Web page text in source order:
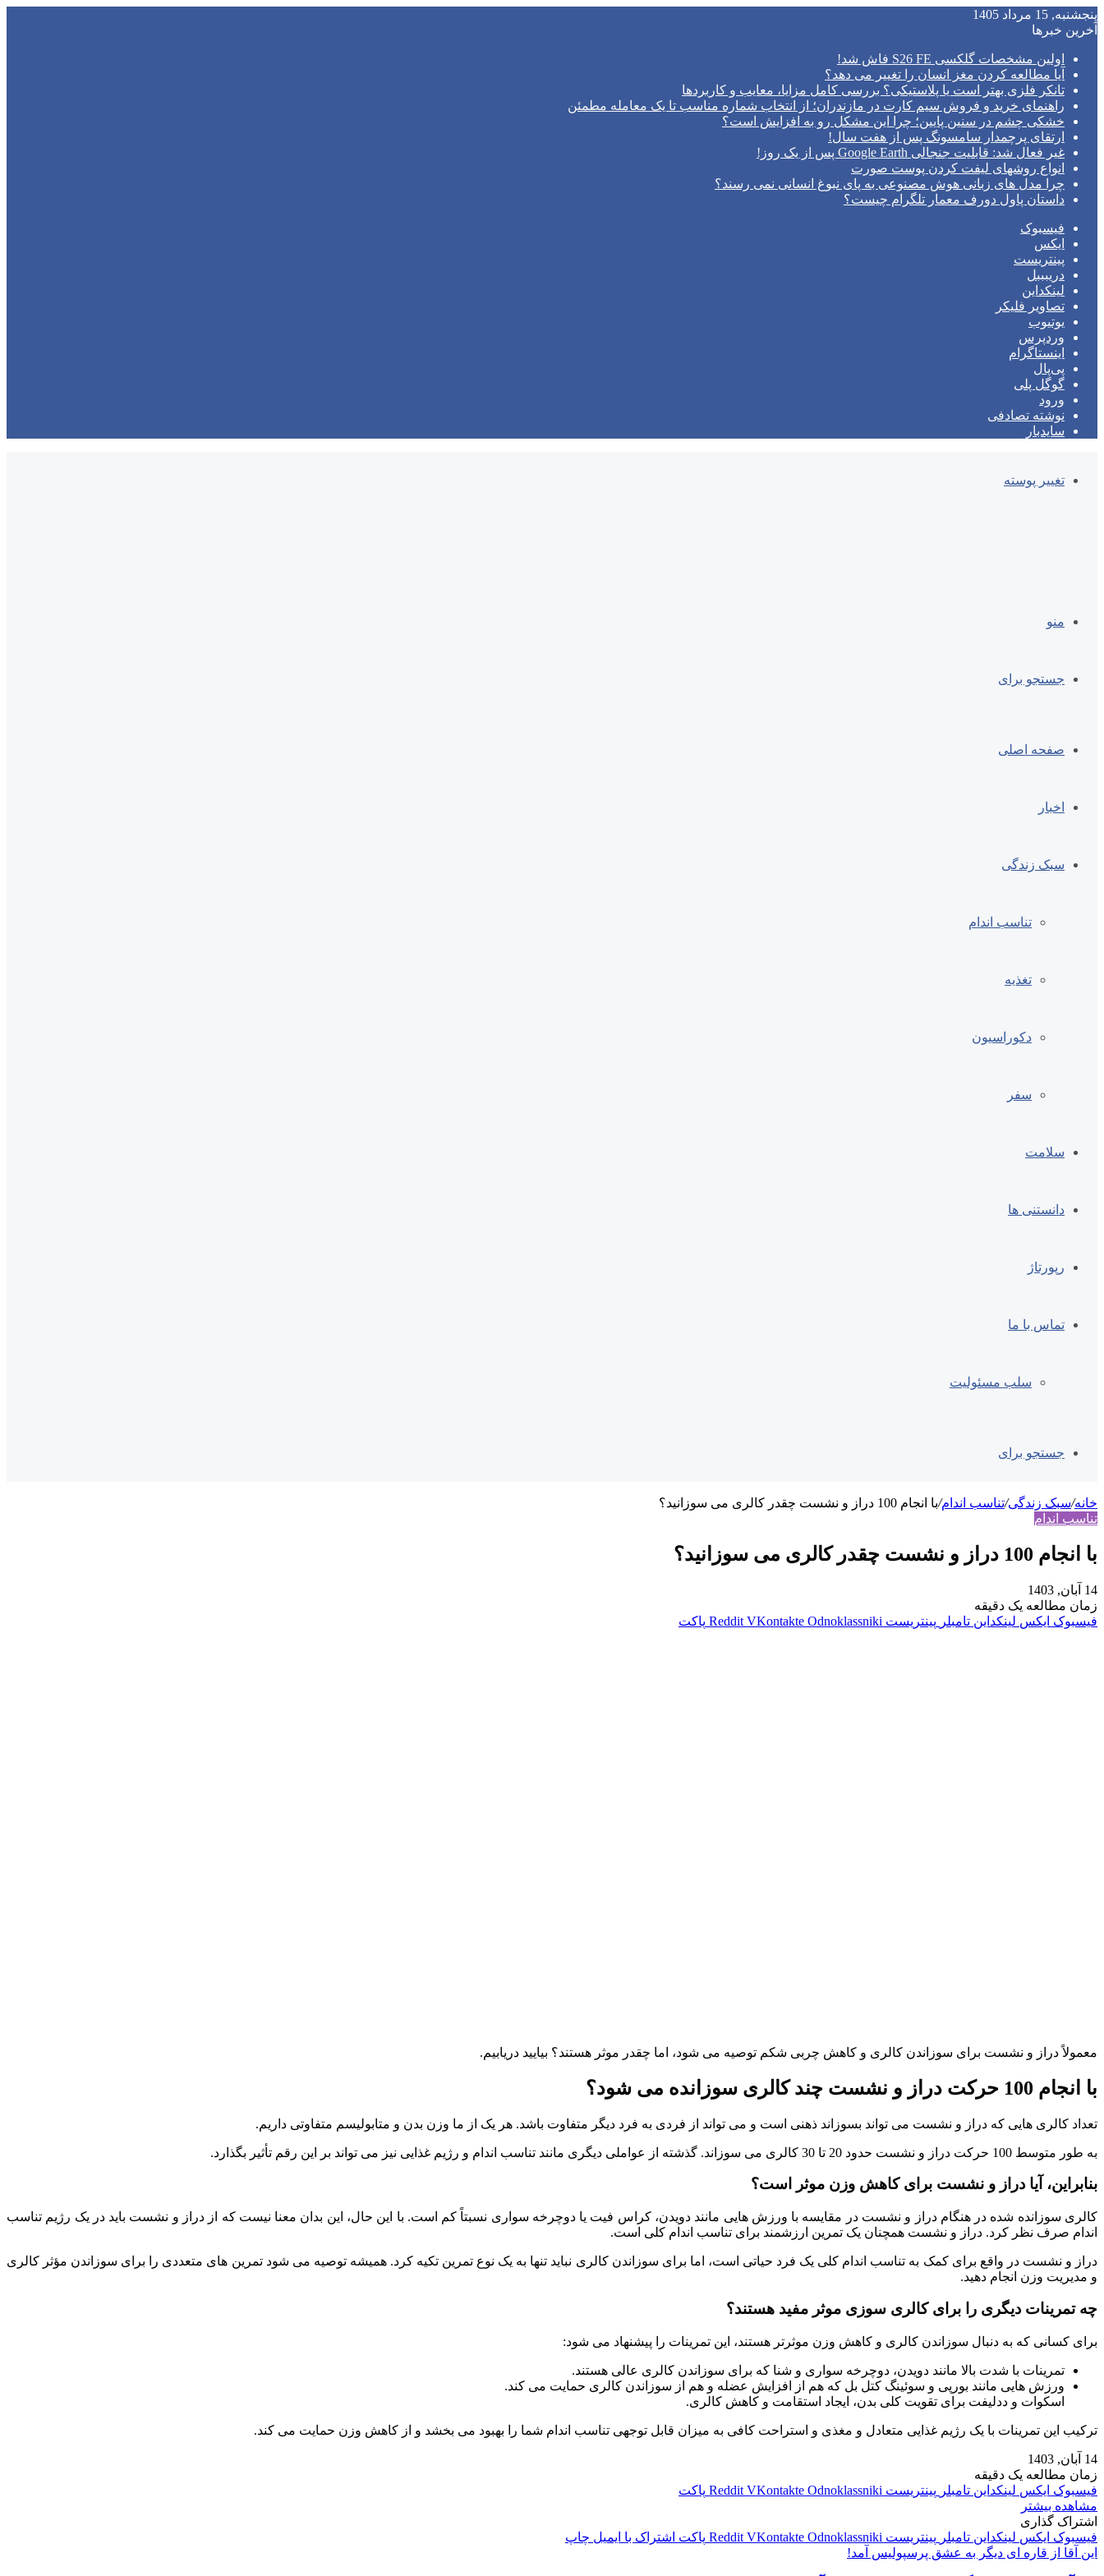
پنجشنبه, 15 مرداد 1405
آخرین خبرها
اولین مشخصات گلکسی S26 FE فاش شد!
آیا مطالعه کردن مغز انسان را تغییر می‌ دهد؟
تانکر فلزی بهتر است یا پلاستیکی؟ بررسی کامل مزایا، معایب و کاربردها
راهنمای خرید و فروش سیم کارت در مازندران؛ از انتخاب شماره مناسب تا یک معامله مطمئن
خشکی چشم در سنین پایین؛ چرا این مشکل رو به افزایش است؟
ارتقای پرچمدار سامسونگ پس از هفت سال!
غیر فعال شد: قابلیت جنجالی Google Earth پس از یک روز!
انواع روشهای لیفت کردن پوست صورت
چرا مدل‌ های زبانی هوش مصنوعی به پای نبوغ انسانی نمی‌ رسند؟
داستان پاول دورف معمار تلگرام چیست؟
فیسبوک
ایکس
پینتریست
دریبببل
لینکداین
تصاویر فلیکر
یوتیوب
وردپرس
اینستاگرام
پی‌پال
گوگل پلی
ورود
نوشته تصادفی
سایدبار
تغییر پوسته
منو
جستجو برای
صفحه اصلی
اخبار
سبک زندگی
تناسب اندام
تغذیه
دکوراسیون
سفر
سلامت
دانستنی ها
رپورتاژ
تماس با ما
سلب مسئولیت
جستجو برای
خانه/سبک زندگی/تناسب اندام/با انجام 100 دراز و نشست چقدر کالری می سوزانید؟
تناسب اندام
با انجام 100 دراز و نشست چقدر کالری می سوزانید؟
14 آبان, 1403
زمان مطالعه یک دقیقه
فیسبوک ایکس لینکداین تامبلر پینتریست Reddit VKontakte Odnoklassniki پاکت
معمولاً دراز و نشست برای سوزاندن کالری و کاهش چربی شکم توصیه می شود، اما چقدر موثر هستند؟ بیایید دریابیم.
با انجام 100 حرکت دراز و نشست چند کالری سوزانده می شود؟
تعداد کالری‌ هایی که دراز و نشست می‌ تواند بسوزاند ذهنی است و می‌ تواند از فردی به فرد دیگر متفاوت باشد. هر یک از ما وزن بدن و متابولیسم متفاوتی داریم.
به طور متوسط ​​100 حرکت دراز و نشست حدود 20 تا 30 کالری می سوزاند. گذشته از عواملی دیگری مانند تناسب اندام و رژیم غذایی نیز می تواند بر این رقم تأثیر بگذارد.
بنابراین، آیا دراز و نشست برای کاهش وزن موثر است؟
کالری سوزانده شده در هنگام دراز و نشست در مقایسه با ورزش هایی مانند دویدن، کراس فیت یا دوچرخه سواری نسبتاً کم است. با این حال، این بدان معنا نیست که از دراز و نشست باید در یک رژیم تناسب
اندام صرف نظر کرد. دراز و نشست همچنان یک تمرین ارزشمند برای تناسب اندام کلی است.
دراز و نشست در واقع برای کمک به تناسب اندام کلی یک فرد حیاتی است، اما برای سوزاندن کالری نباید تنها به یک نوع تمرین تکیه کرد. همیشه توصیه می‌ شود تمرین‌ های متعددی را برای سوزاندن مؤثر کالری
و مدیریت وزن انجام دهید.
چه تمرینات دیگری را برای کالری سوزی موثر مفید هستند؟
برای کسانی که به دنبال سوزاندن کالری و کاهش وزن موثرتر هستند، این تمرینات را پیشنهاد می شود:
تمرینات با شدت بالا مانند دویدن، دوچرخه سواری و شنا که برای سوزاندن کالری عالی هستند.
ورزش هایی مانند بورپی و سوئینگ کتل بل که هم از افزایش عضله و هم از سوزاندن کالری حمایت می کند.
اسکوات و ددلیفت برای تقویت کلی بدن، ایجاد استقامت و کاهش کالری.
ترکیب این تمرینات با یک رژیم غذایی متعادل و مغذی و استراحت کافی به میزان قابل توجهی تناسب اندام شما را بهبود می بخشد و از کاهش وزن حمایت می کند.
14 آبان, 1403
زمان مطالعه یک دقیقه
فیسبوک ایکس لینکداین تامبلر پینتریست Reddit VKontakte Odnoklassniki
پاکت
مشاهده بیشتر
اشتراک گذاری
فیسبوک ایکس لینکداین تامبلر پینتریست Reddit VKontakte Odnoklassniki پاکت اشتراک با ایمیل چاپ
این آقا از قاره ای دیگر به عشق پرسپولیس آمد!